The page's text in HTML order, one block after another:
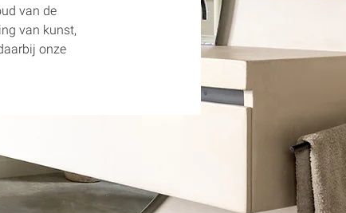
van de
van kunst,
onze